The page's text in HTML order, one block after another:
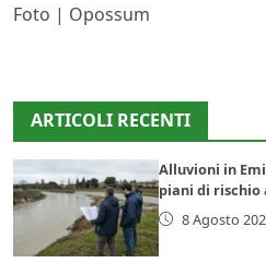
Foto | Opossum
ARTICOLI RECENTI
Alluvioni in
piani di
8 Agosto